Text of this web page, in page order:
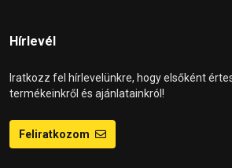
Hírlevél
Iratkozz fel hírlevelünkre, hogy elsőként
termékeinkről és ajánlatainkról!
Feliratkozom